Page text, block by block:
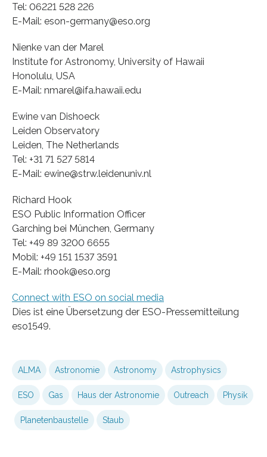
Tel: 06221 528 226
E-Mail: eson-germany@eso.org
Nienke van der Marel
Institute for Astronomy, University of Hawaii
Honolulu, USA
E-Mail: nmarel@ifa.hawaii.edu
Ewine van Dishoeck
Leiden Observatory
Leiden, The Netherlands
Tel: +31 71 527 5814
E-Mail: ewine@strw.leidenuniv.nl
Richard Hook
ESO Public Information Officer
Garching bei München, Germany
Tel: +49 89 3200 6655
Mobil: +49 151 1537 3591
E-Mail: rhook@eso.org
Connect with ESO on social media
Dies ist eine Übersetzung der ESO-Pressemitteilung
eso1549.
ALMA Astronomie Astronomy Astrophysics
ESO Gas Haus der Astronomie Outreach Physik
Planetenbaustelle Staub